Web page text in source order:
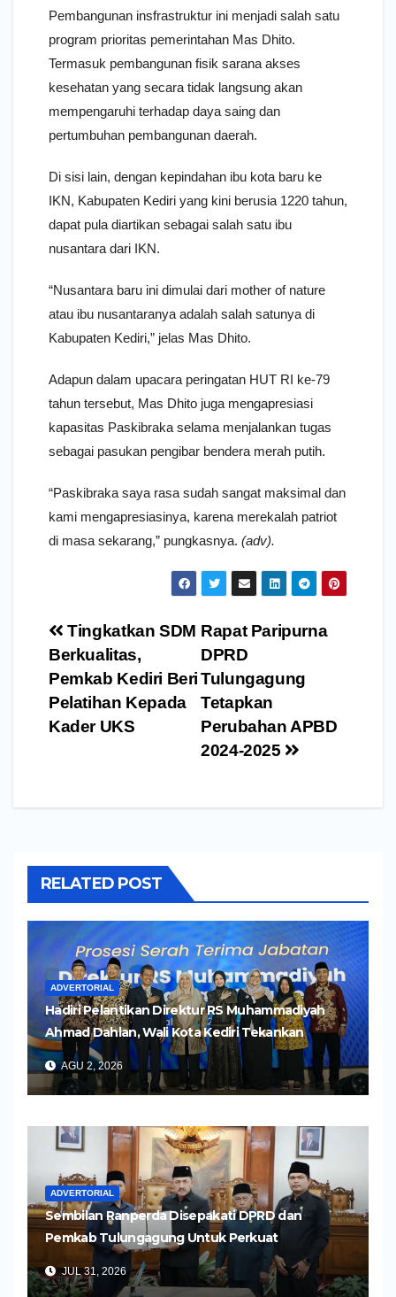
Pembangunan insfrastruktur ini menjadi salah satu
program prioritas pemerintahan Mas Dhito.
Termasuk pembangunan fisik sarana akses
kesehatan yang secara tidak langsung akan
mempengaruhi terhadap daya saing dan
pertumbuhan pembangunan daerah.
Di sisi lain, dengan kepindahan ibu kota baru ke
IKN, Kabupaten Kediri yang kini berusia 1220 tahun,
dapat pula diartikan sebagai salah satu ibu
nusantara dari IKN.
“Nusantara baru ini dimulai dari mother of nature
atau ibu nusantaranya adalah salah satunya di
Kabupaten Kediri,” jelas Mas Dhito.
Adapun dalam upacara peringatan HUT RI ke-79
tahun tersebut, Mas Dhito juga mengapresiasi
kapasitas Paskibraka selama menjalankan tugas
sebagai pasukan pengibar bendera merah putih.
“Paskibraka saya rasa sudah sangat maksimal dan
kami mengapresiasinya, karena merekalah patriot
di masa sekarang,” pungkasnya. (adv).
Navigasi
pos
Rapat Paripurna
DPRD
Tulungagung
Tetapkan
Perubahan APBD
2024-2025
Tingkatkan SDM
Berkualitas,
Pemkab Kediri Beri
Pelatihan Kepada
Kader UKS
RELATED POST
ADVERTORIAL
Hadiri Pelantikan Direktur RS Muhammadiyah
Ahmad Dahlan, Wali Kota Kediri Tekankan
Pelayanan Kesehatan yang Humanis
AGU 2, 2026
ADVERTORIAL
Sembilan Ranperda Disepakati DPRD dan
Pemkab Tulungagung Untuk Perkuat
Pembangunan Daerah
JUL 31, 2026